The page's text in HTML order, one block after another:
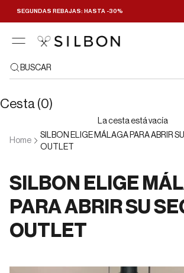
SEGUNDAS REBAJAS: HASTA -30%
BUSCAR
Cesta (0)
La cesta está vacía
Home
SILBON ELIGE MÁLAGA PARA ABRIR
OUTLET
SILBON ELIGE
PARA ABRIR SU
OUTLET